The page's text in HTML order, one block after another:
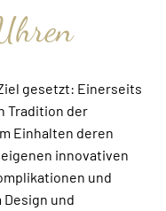
gesetzt: Einerseits
Tradition der
Einhalten deren
innovativen
und
und